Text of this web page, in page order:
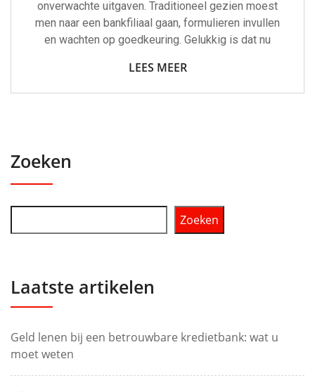
onverwachte uitgaven. Traditioneel gezien moest
men naar een bankfiliaal gaan, formulieren invullen
en wachten op goedkeuring. Gelukkig is dat nu
LEES MEER
Zoeken
Zoeken
Laatste artikelen
Geld lenen bij een betrouwbare kredietbank: wat u
moet weten